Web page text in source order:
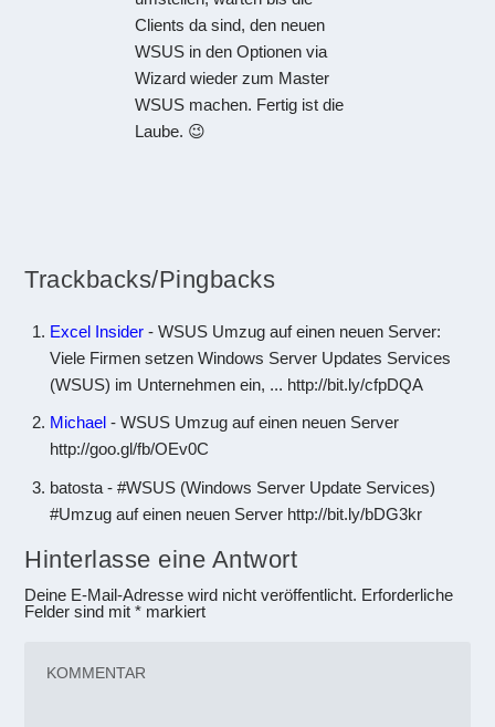
Clients da sind, den neuen
WSUS in den Optionen via
Wizard wieder zum Master
WSUS machen. Fertig ist die
Laube. 😉
Trackbacks/Pingbacks
Excel Insider- WSUS Umzug auf einen neuen Server:
Viele Firmen setzen Windows Server Updates Services
(WSUS) im Unternehmen ein, ... http://bit.ly/cfpDQA
Michael- WSUS Umzug auf einen neuen Server
http://goo.gl/fb/OEv0C
batosta - #WSUS (Windows Server Update Services)
#Umzug auf einen neuen Server http://bit.ly/bDG3kr
Hinterlasse eine Antwort
Deine E-Mail-Adresse wird nicht veröffentlicht. Erforderliche
Felder sind mit* markiert